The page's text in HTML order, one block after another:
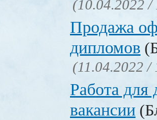
(10.04.2022 /
Продажа
дипломов
(11.04.2022 /
Работа для
вакансии